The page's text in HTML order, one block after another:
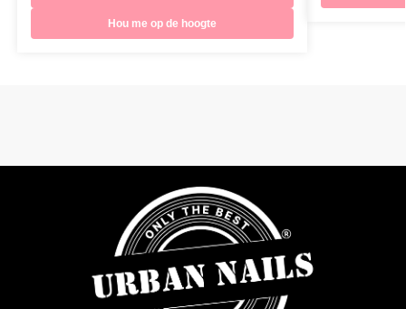
Hou me op de hoogte